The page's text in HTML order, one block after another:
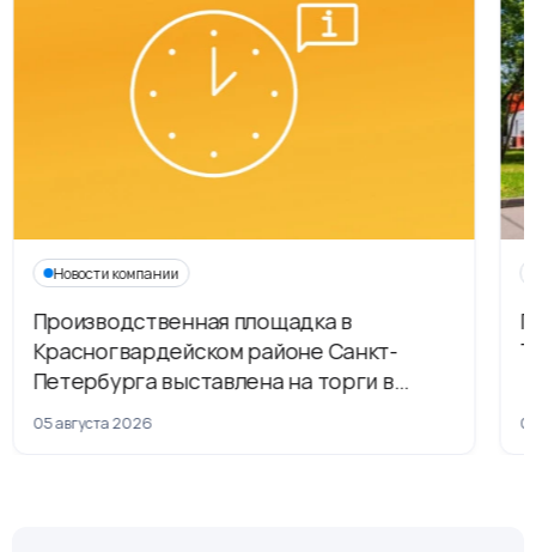
Новости компании
Производственная площадка в
Красногвардейском районе Санкт-
Петербурга выставлена на торги в
рамках приватизации
05 августа 2026